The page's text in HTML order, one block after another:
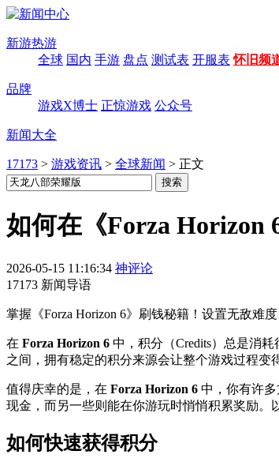
新游热游
全球 国内 手游 盘点 测试表 开服表 怀旧频
品牌
游戏X博士 正惊游戏 公众号
新闻大全
17173 > 游戏资讯 > 全球新闻 > 正文
如何在《Forza Horizon
2026-05-15 11:16:34 神评论
17173 新闻导语
掌握《Forza Horizon 6》刷钱秘籍！设置无敌难
在 Forza Horizon 6 中，积分（Credits）总是消
之间，拥有稳定的积分来源会让整个游戏过程变
值得庆幸的是，在 Forza Horizon 6 中，你有许
现金，而另一些则能在你游玩时悄悄积累奖励。
如何快速获得积分